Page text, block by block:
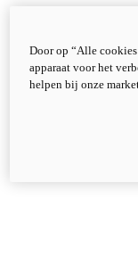
Door op “Alle
apparaat voor het
helpen bij onze